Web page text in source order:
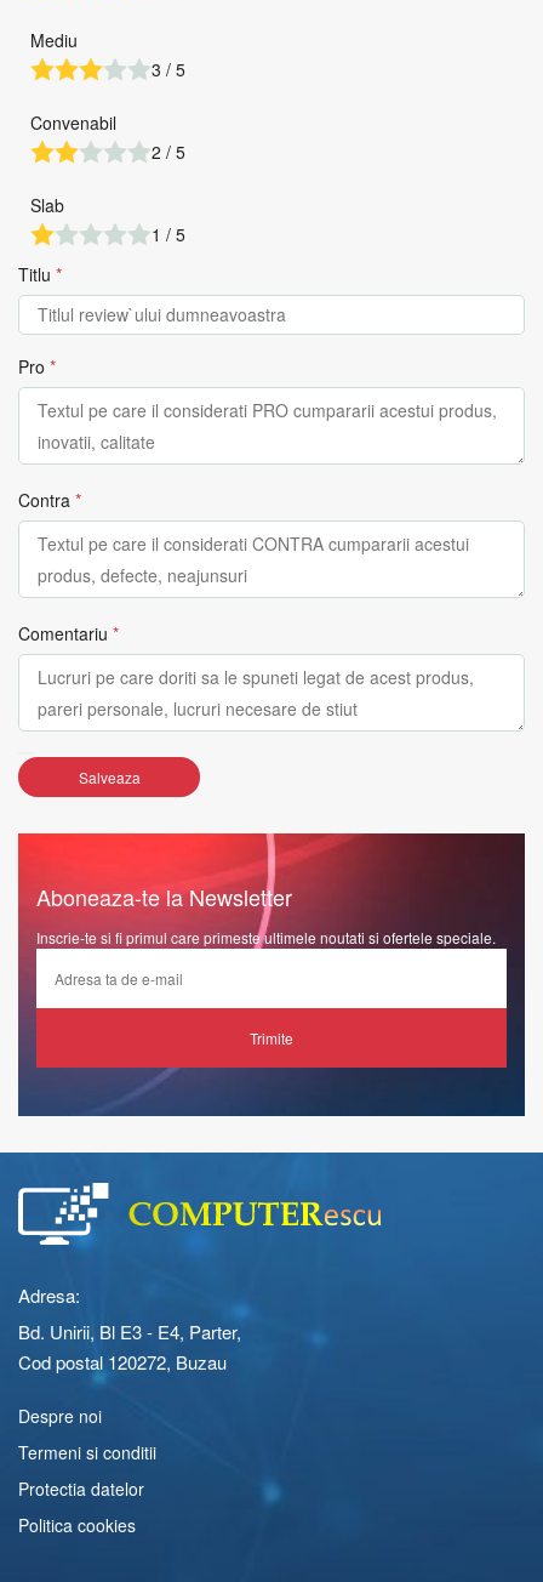
Mediu
3 / 5
Convenabil
2 / 5
Slab
1 / 5
Titlu *
Pro *
Contra *
Comentariu *
Salveaza
Aboneaza-te la Newsletter
Inscrie-te si fi primul care primeste ultimele noutati si ofertele speciale.
Trimite
Adresa:
Bd. Unirii, Bl E3 - E4, Parter,
Cod postal 120272, Buzau
Despre noi
Termeni si conditii
Protectia datelor
Politica cookies